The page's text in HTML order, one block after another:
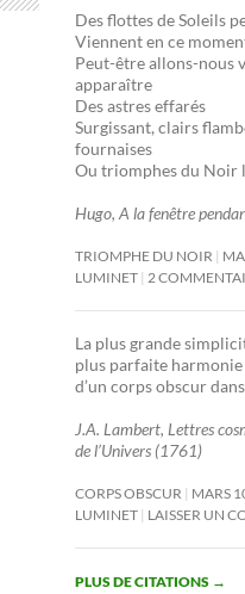
Des flottes de Soleils
Viennent en ce
Peut-être allons-nous
apparaître
Des astres effarés
Surgissant, clairs
fournaises
Ou triomphes du Noir
Hugo, A la fenêtre
TRIOMPHE DU NOIR
LUMINET 2
La plus grande
plus parfaite
d’un corps obscur
J.A. Lambert, Lettres
de l’Univers (1761)
CORPS OBSCUR MARS
LUMINET LAISSER UN
PLUS DE CITATIONS →